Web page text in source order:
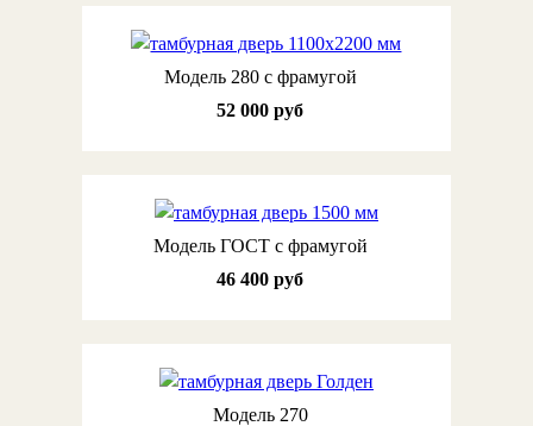
Модель 280 с фрамугой
52 000 руб
Модель ГОСТ с фрамугой
46 400 руб
Модель 270